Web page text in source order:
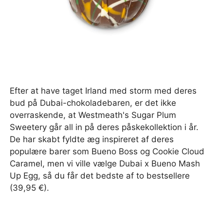
Efter at have taget Irland med storm med deres
bud på Dubai-chokoladebaren, er det ikke
overraskende, at Westmeath's Sugar Plum
Sweetery går all in på deres påskekollektion i år.
De har skabt fyldte æg inspireret af deres
populære barer som Bueno Boss og Cookie Cloud
Caramel, men vi ville vælge Dubai x Bueno Mash
Up Egg, så du får det bedste af to bestsellere
(39,95 €).